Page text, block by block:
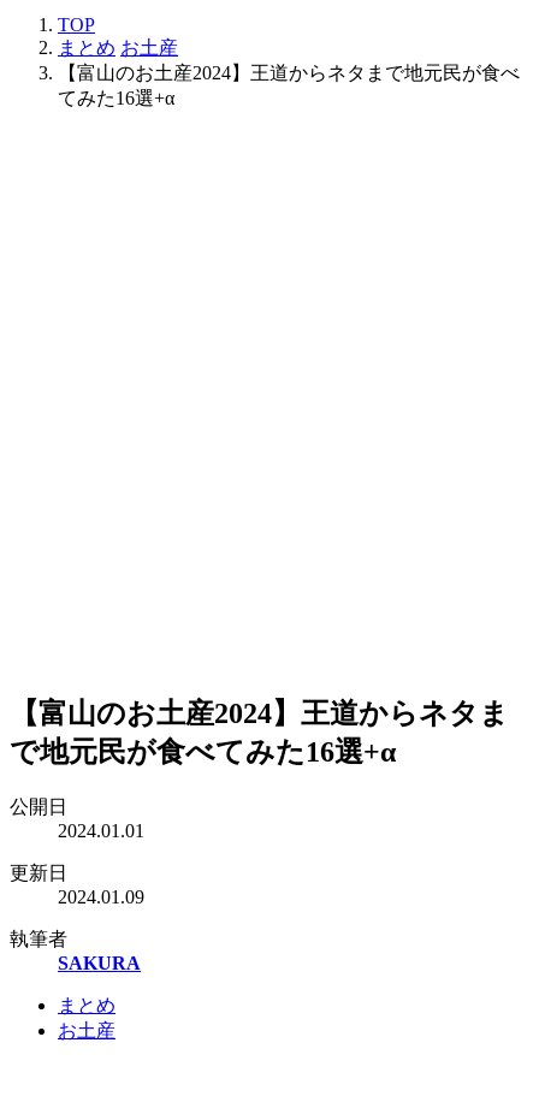
TOP
まとめ お土産
【富山のお土産2024】王道からネタまで地元民が食べ
てみた16選+α
【富山のお土産2024】王道からネタま
で地元民が食べてみた16選+α
公開日
2024.01.01
更新日
2024.01.09
執筆者
SAKURA
まとめ
お土産